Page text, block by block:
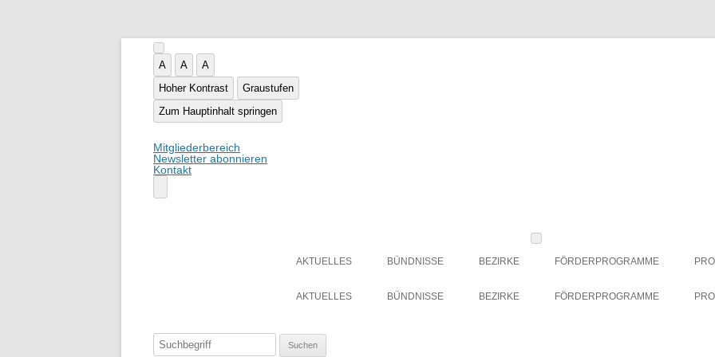
A A
A
Hoher Kontrast
Graustufen
Zum Hauptinhalt springen
Mitgliederbereich
Newsletter abonnieren
Kontakt
AKTUELLES BÜNDNISSE
BBWA-STRATEGIE SOZIALE
BEZIRKE
CHARLOTTENBURG-
FÖRDERPROGRAMME
ESF-FÖRDERPERIODE 2021 –
AKTUELLES BÜNDNISSE BEZIRKE FÖRDERPROGRAMME
Suchen
nach: